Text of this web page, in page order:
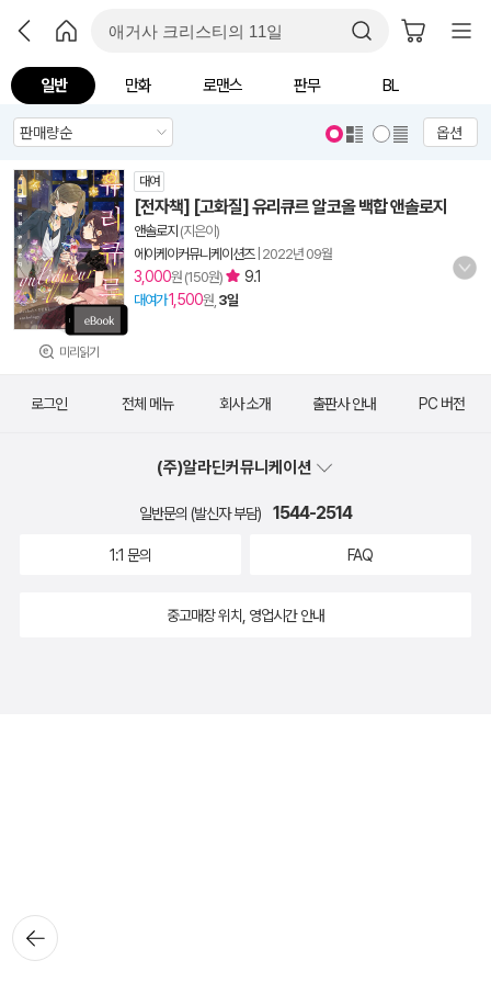
일반 만화 로맨스 판무 BL
옵션
미리읽기
대여
[전자책] [고화질] 유리큐르 알코올 백합 앤솔로지
앤솔로지 (지은이)
에이케이커뮤니케이션즈| 2022년 09월
3,000원 (150원) 9.1
대여가1,500원, 3일
뒤로가
기
로그인 전체 메뉴 회사 소개 출판사 안내 PC 버전
(주)알라딘커뮤니케이션
일반문의 (발신자 부담) 1544-2514
1:1 문의 FAQ
중고매장 위치, 영업시간 안내